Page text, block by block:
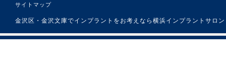
サイトマップ
金沢区・金沢文庫でインプラントをお考えなら横浜インプラントサ